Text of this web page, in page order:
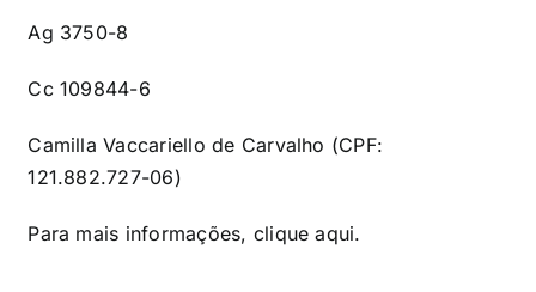
Ag 3750-8
Cc 109844-6
Camilla Vaccariello de Carvalho (CPF:
121.882.727-06)
Para mais informações, cliqueaqui.